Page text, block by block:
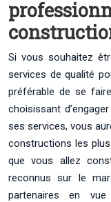
Si vous souhaitez
services de qualité
préférable de se
choisissant
ses services, vous
constructions les
que vous allez
reconnus sur le
partenaires en